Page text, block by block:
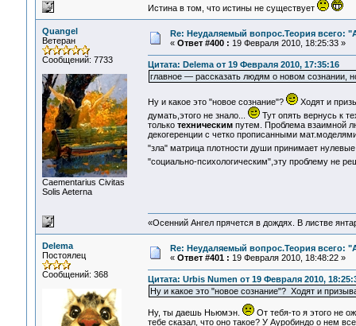
Истина в том, что истины не существует
Quangel
Ветеран
Сообщений: 7733
Сaementarius Civitas
Solis Aeterna
Re: Неудаляемый вопрос.Теория всего:
« Ответ #400 : 19 Февраля 2010, 18:25:33 »
Цитата: Delema от 19 Февраля 2010, 17:35:16
главное — рассказать людям о новом сознании,
Ну и какое это "новое сознание"?
Ходят и
думать,этого не знало...
Тут опять вернусь к
только техническимпутем. Проблема взаимной
декогеренции с четко прописанными
"зла" матрица плотности души принимает
"социально-психологическим",эту проблему не
«Осенний Ангел прячется в дождях. В листве
Delema
Постоялец
Сообщений: 368
Re: Неудаляемый вопрос.Теория всего:
« Ответ #401 : 19 Февраля 2010, 18:48:22 »
Цитата: Urbis Numen от 19 Февраля 2010,
Ну и какое это "новое сознание"? Ходят и
Ну, ты даешь Ньюмэн.
От тебя-то я этого не
тебе сказал, что оно такое? У Ауробиндо о нем